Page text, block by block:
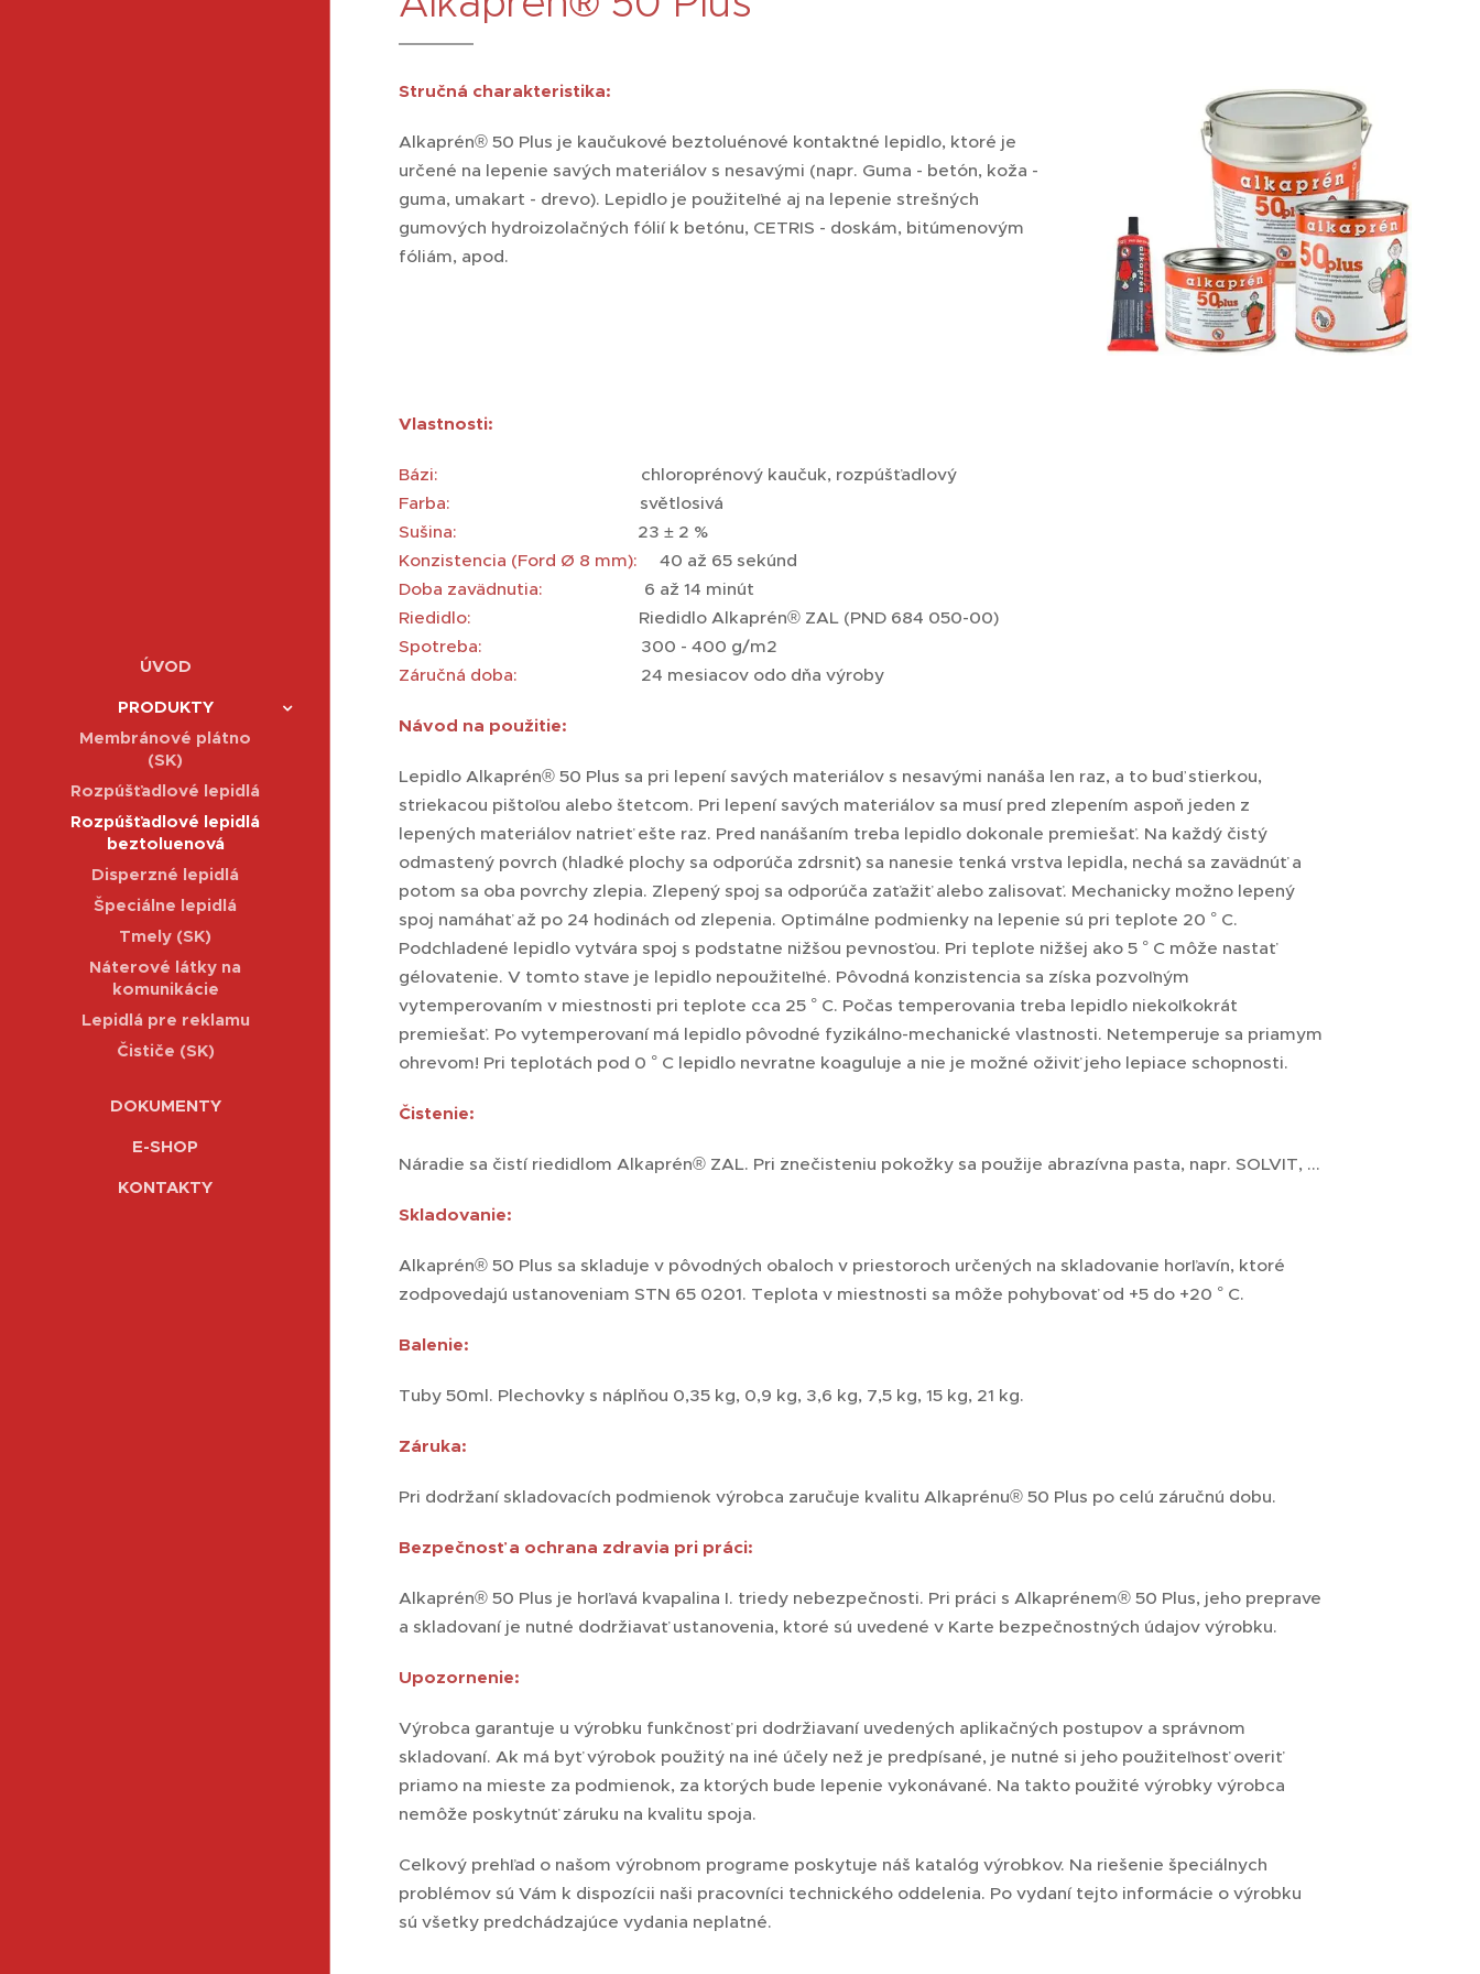
ÚVOD
PRODUKTY
Membránové plátno
(SK)
Rozpúšťadlové lepidlá
Rozpúšťadlové lepidlá
beztoluenová
Disperzné lepidlá
Špeciálne lepidlá
Tmely (SK)
Náterové látky na
komunikácie
Lepidlá pre reklamu
Čističe (SK)
DOKUMENTY
E-SHOP
KONTAKTY
Stručná charakteristika:
Alkaprén® 50 Plus je kaučukové beztoluénové kontaktné lepidlo, ktoré je
určené na lepenie savých materiálov s nesavými (napr. Guma - betón, koža -
guma, umakart - drevo). Lepidlo je použiteľné aj na lepenie strešných
gumových hydroizolačných fólií k betónu, CETRIS - doskám, bitúmenovým
fóliám, apod.
Vlastnosti:
Bázi:
chloroprénový kaučuk, rozpúšťadlový
Farba:
světlosivá
Sušina:
23 ± 2 %
Konzistencia (Ford Ø 8 mm):
40 až 65 sekúnd
Doba zavädnutia:
6 až 14 minút
Riedidlo:
Riedidlo Alkaprén® ZAL (PND 684 050-00)
Spotreba:
300 - 400 g/m2
Záručná doba: 24 mesiacov odo dňa výroby
Návod na použitie:
Lepidlo Alkaprén® 50 Plus sa pri lepení savých materiálov s nesavými nanáša len raz, a to buď stierkou,
striekacou pištoľou alebo štetcom. Pri lepení savých materiálov sa musí pred zlepením aspoň jeden z
lepených materiálov natrieť ešte raz. Pred nanášaním treba lepidlo dokonale premiešať. Na každý čistý
odmastený povrch (hladké plochy sa odporúča zdrsniť) sa nanesie tenká vrstva lepidla, nechá sa zavädnúť a
potom sa oba povrchy zlepia. Zlepený spoj sa odporúča zaťažiť alebo zalisovať. Mechanicky možno lepený
spoj namáhať až po 24 hodinách od zlepenia. Optimálne podmienky na lepenie sú pri teplote 20 ° C.
Podchladené lepidlo vytvára spoj s podstatne nižšou pevnosťou. Pri teplote nižšej ako 5 ° C môže nastať
gélovatenie. V tomto stave je lepidlo nepoužiteľné. Pôvodná konzistencia sa získa pozvoľným
vytemperovaním v miestnosti pri teplote cca 25 ° C. Počas temperovania treba lepidlo niekoľkokrát
premiešať. Po vytemperovaní má lepidlo pôvodné fyzikálno-mechanické vlastnosti. Netemperuje sa priamym
ohrevom! Pri teplotách pod 0 ° C lepidlo nevratne koaguluje a nie je možné oživiť jeho lepiace schopnosti.
Čistenie:
Náradie sa čistí riedidlom Alkaprén® ZAL. Pri znečisteniu pokožky sa použije abrazívna pasta, napr. SOLVIT, ...
Skladovanie:
Alkaprén® 50 Plus sa skladuje v pôvodných obaloch v priestoroch určených na skladovanie horľavín, ktoré
zodpovedajú ustanoveniam STN 65 0201. Teplota v miestnosti sa môže pohybovať od +5 do +20 ° C.
Balenie:
Tuby 50ml. Plechovky s náplňou 0,35 kg, 0,9 kg, 3,6 kg, 7,5 kg, 15 kg, 21 kg.
Záruka:
Pri dodržaní skladovacích podmienok výrobca zaručuje kvalitu Alkaprénu® 50 Plus po celú záručnú dobu.
Bezpečnosť a ochrana zdravia pri práci:
Alkaprén® 50 Plus je horľavá kvapalina I. triedy nebezpečnosti. Pri práci s Alkaprénem® 50 Plus, jeho preprave
a skladovaní je nutné dodržiavať ustanovenia, ktoré sú uvedené v Karte bezpečnostných údajov výrobku.
Upozornenie:
Výrobca garantuje u výrobku funkčnosť pri dodržiavaní uvedených aplikačných postupov a správnom
skladovaní. Ak má byť výrobok použitý na iné účely než je predpísané, je nutné si jeho použiteľnosť overiť
priamo na mieste za podmienok, za ktorých bude lepenie vykonávané. Na takto použité výrobky výrobca
nemôže poskytnúť záruku na kvalitu spoja.
Celkový prehľad o našom výrobnom programe poskytuje náš katalóg výrobkov. Na riešenie špeciálnych
problémov sú Vám k dispozícii naši pracovníci technického oddelenia. Po vydaní tejto informácie o výrobku
sú všetky predchádzajúce vydania neplatné.